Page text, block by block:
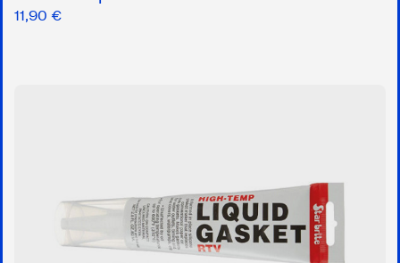
11,90 €